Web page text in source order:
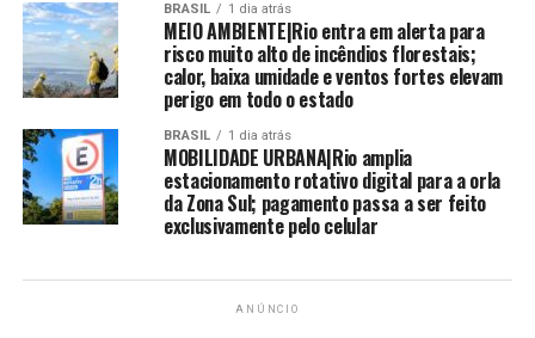
BRASIL 1 dia atrás
MEIO AMBIENTE|Rio entra em alerta para
risco muito alto de incêndios florestais;
calor, baixa umidade e ventos fortes elevam
perigo em todo o estado
BRASIL 1 dia atrás
MOBILIDADE URBANA|Rio amplia
estacionamento rotativo digital para a orla
da Zona Sul; pagamento passa a ser feito
exclusivamente pelo celular
ANÚNCIO